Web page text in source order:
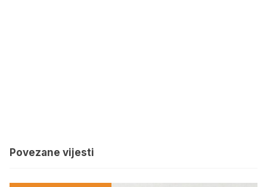
Povezane vijesti